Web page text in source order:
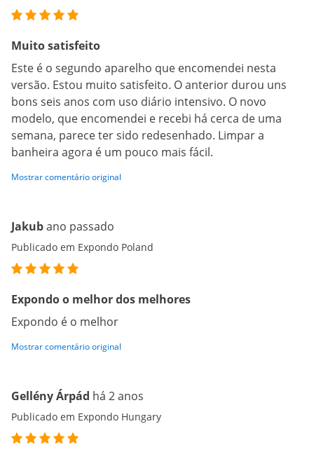
Muito satisfeito
Este é o segundo aparelho que encomendei nesta
versão. Estou muito satisfeito. O anterior durou uns
bons seis anos com uso diário intensivo. O novo
modelo, que encomendei e recebi há cerca de uma
semana, parece ter sido redesenhado. Limpar a
banheira agora é um pouco mais fácil.
Mostrar comentário original
Jakubano passado
Publicado em Expondo Poland
Expondo o melhor dos melhores
Expondo é o melhor
Mostrar comentário original
Gellény Árpád há 2 anos
Publicado em Expondo Hungary